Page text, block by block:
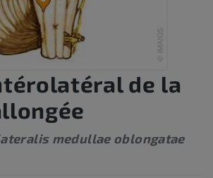
de la
medullae oblongatae